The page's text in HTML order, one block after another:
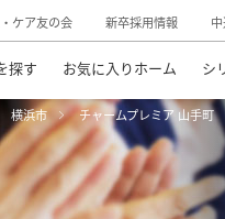
ケア友の会 新卒採用情報
探す お気に入りホーム シ
横浜市 チャームプレミア 山手町